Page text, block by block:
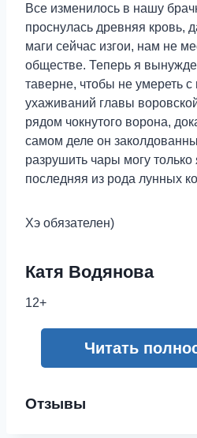
Все изменилось в нашу
проснулась древняя кровь,
маги сейчас изгои, нам не
обществе. Теперь я
таверне, чтобы не умереть с
ухаживаний главы
рядом чокнутого ворона,
самом деле он
разрушить чары могу только
последняя из рода лунных
Хэ обязателен)
Катя Водянова
12+
Читать
Отзывы